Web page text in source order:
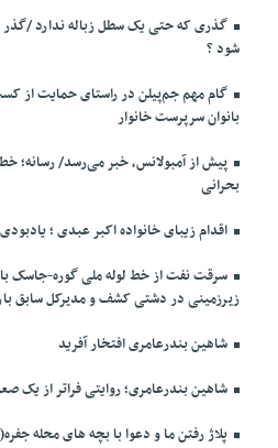
شود ؟
گام مهم جم‌پیلن در راستای حمایت از
بانوان سرپرست خانوار
پیش از آمبولانس، خبر می‌رسد/ رسانه؛
بحرانی
اقدام زیبای خانواده اکبر عبدی ؛
سرقت نفت از خط لوله ملی گوره-جاسک
زیرزمینی در دشتی کشف و مدیرکل سابق
شاهین بندرعامری افتخار آفرید
شاهین بندرعامری؛ روایتی فراتر از یک
پلاژ رفتن ما و دعوا با بچه های محله جفره(۴)